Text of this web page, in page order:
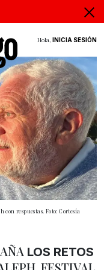
Hola, INICIA SESIÓN
respuestas. Foto: Cortesía
LOS RETOS